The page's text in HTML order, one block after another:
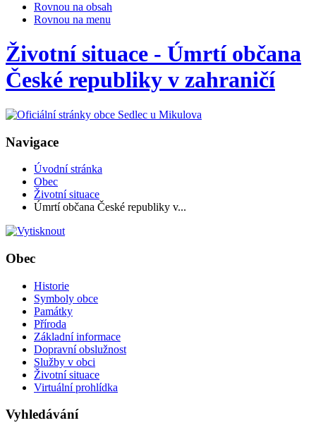
Rovnou na obsah
Rovnou na menu
Životní situace - Úmrtí občana
České republiky v zahraničí
Navigace
Úvodní stránka
Obec
Životní situace
Úmrtí občana České republiky v...
Obec
Historie
Symboly obce
Památky
Příroda
Základní informace
Dopravní obslužnost
Služby v obci
Životní situace
Virtuální prohlídka
Vyhledávání